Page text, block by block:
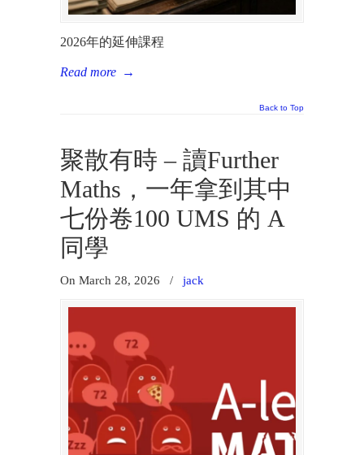
2026年的延伸課程
Read more →
Back to Top
聚散有時 – 讀Further
Maths，一年拿到其中
七份卷100 UMS 的 A
同學
On March 28, 2026 / jack